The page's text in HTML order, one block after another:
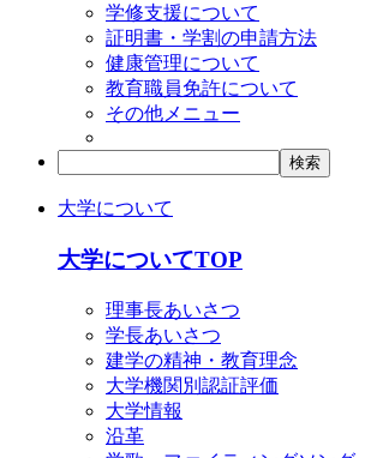
学修支援について
証明書・学割の申請方法
健康管理について
教育職員免許について
その他メニュー
大学について
大学についてTOP
理事長あいさつ
学長あいさつ
建学の精神・教育理念
大学機関別認証評価
大学情報
沿革